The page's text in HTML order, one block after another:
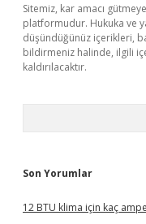
Sitemiz, kar amacı
platformudur. Hukuka ve
düşündüğünüz içerikleri,
bildirmeniz halinde, ilgili
kaldırılacaktır.
Son Yorumlar
12 BTU klima için kaç